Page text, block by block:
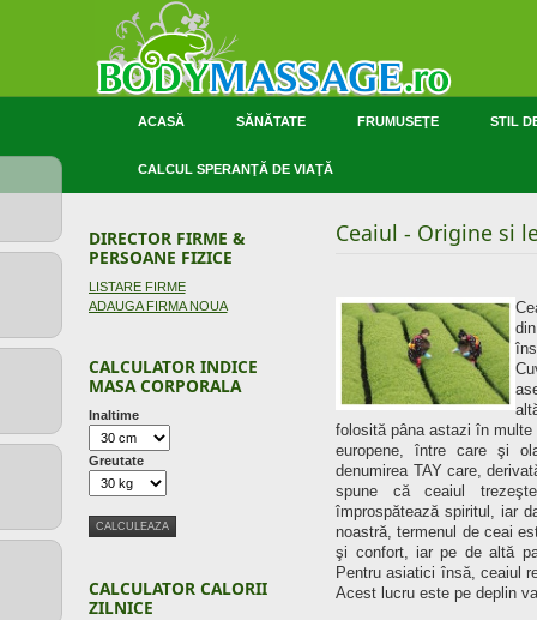
ACASĂ SĂNĂTATE FRUMUSEŢE STIL
CALCUL SPERANŢĂ DE VIAŢĂ
Ceaiul - Origine si
folosită pâna astazi în
europene, între care şi
denumirea TAY care,
spune că ceaiul
împrospătează spiritul, iar
noastră, termenul de ceai
şi confort, iar pe de altă
Pentru asiatici însă, ceaiul
Acest lucru este pe deplin
DIRECTOR FIRME &
PERSOANE FIZICE
LISTARE FIRME
ADAUGA FIRMA NOUA
CALCULATOR INDICE
MASA CORPORALA
Inaltime
Greutate
CALCULATOR CALORII
ZILNICE